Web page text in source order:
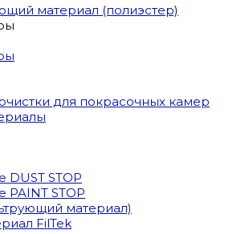
материал (полиэстер)
для покрасочных камер
STOP
STOP
материал)
FilTek